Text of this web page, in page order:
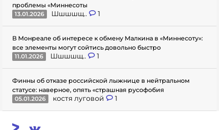
проблемы «Миннесоты
13.01.2026
Шшшшщ.. 1
В Монреале об интересе к обмену Малкина в «Миннесоту»:
все элементы могут сойтись довольно быстро
11.01.2026
Шшшшщ.. 1
Финны об отказе российской лыжнице в нейтральном
статусе: наверное, опять «страшная русофобия
05.01.2026
костя луговой 1